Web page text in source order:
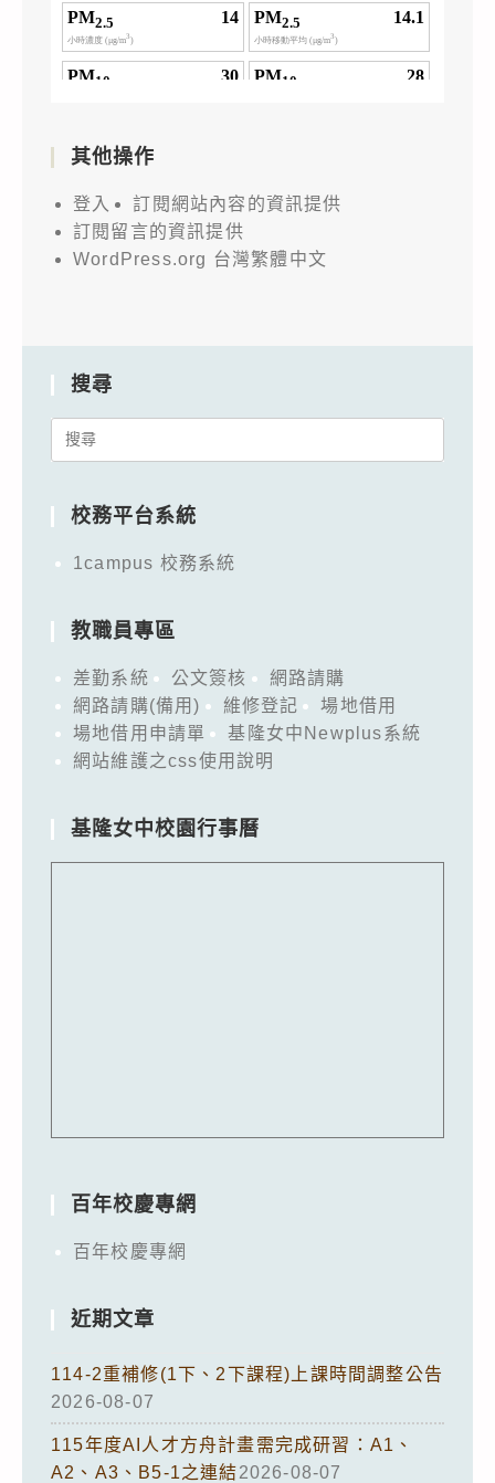
其他操作
登入
訂閱網站內容的資訊提供
訂閱留言的資訊提供
WordPress.org 台灣繁體中文
搜尋
Search
校務平台系統
1campus 校務系統
教職員專區
差勤系統 公文簽核
網路請購
網路請購(備用)
維修登記
場地借用
場地借用申請單
基隆女中Newplus系統
網站維護之css使用說明
基隆女中校園行事曆
百年校慶專網
百年校慶專網
近期文章
114-2重補修(1下、2下課程)上課時間調整公告
2026-08-07
115年度AI人才方舟計畫需完成研習：A1、
A2、A3、B5-1之連結2026-08-07